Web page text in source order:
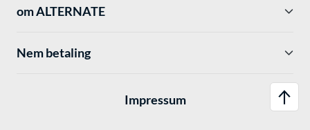
om ALTERNATE
Nem betaling
Impressum